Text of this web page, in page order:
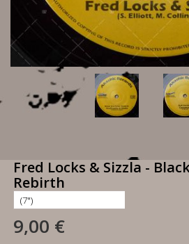
Fred Locks & Sizzla -
Rebirth
9,00 €